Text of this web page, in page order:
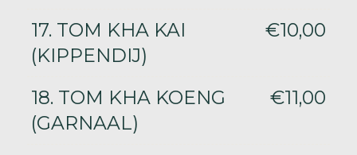
17. TOM KHA KAI
(KIPPENDIJ)
€10,00
18. TOM KHA KOENG
(GARNAAL)
€11,00